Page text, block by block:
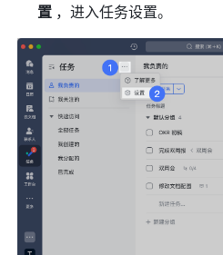
置 ，进入任务设置。